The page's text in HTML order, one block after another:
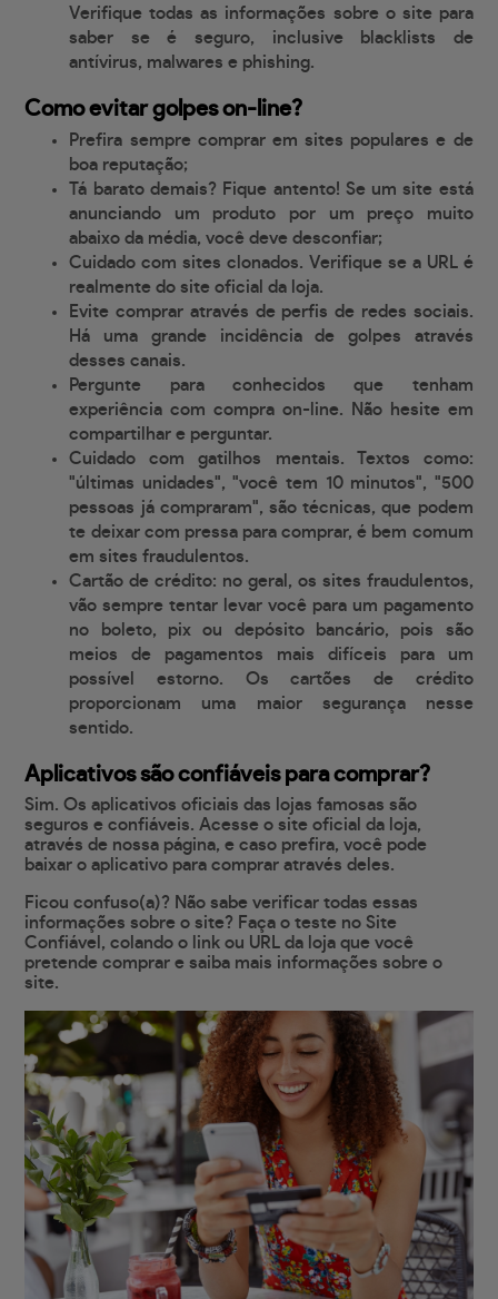
Verifique todas as informações sobre o site para
saber se é seguro, inclusive blacklists de
antívirus, malwares e phishing.
Como evitar golpes on-line?
Prefira sempre comprar em sites populares e de
boa reputação;
Tá barato demais? Fique antento! Se um site está
anunciando um produto por um preço muito
abaixo da média, você deve desconfiar;
Cuidado com sites clonados. Verifique se a URL é
realmente do site oficial da loja.
Evite comprar através de perfis de redes sociais.
Há uma grande incidência de golpes através
desses canais.
Pergunte para conhecidos que tenham
experiência com compra on-line. Não hesite em
compartilhar e perguntar.
Cuidado com gatilhos mentais. Textos como:
"últimas unidades", "você tem 10 minutos", "500
pessoas já compraram", são técnicas, que podem
te deixar com pressa para comprar, é bem comum
em sites fraudulentos.
Cartão de crédito: no geral, os sites fraudulentos,
vão sempre tentar levar você para um pagamento
no boleto, pix ou depósito bancário, pois são
meios de pagamentos mais difíceis para um
possível estorno. Os cartões de crédito
proporcionam uma maior segurança nesse
sentido.
Aplicativos são confiáveis para comprar?
Sim. Os aplicativos oficiais das lojas famosas são
seguros e confiáveis. Acesse o site oficial da loja,
através de nossa página, e caso prefira, você pode
baixar o aplicativo para comprar através deles.
Ficou confuso(a)? Não sabe verificar todas essas
informações sobre o site? Faça o teste no Site
Confiável, colando o link ou URL da loja que você
pretende comprar e saiba mais informações sobre o
site.